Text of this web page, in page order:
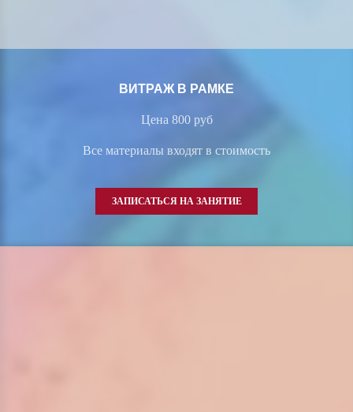
ВИТРАЖ В РАМКЕ
Цена 800 руб
Все материалы входят в стоимость
ЗАПИСАТЬСЯ НА ЗАНЯТИЕ